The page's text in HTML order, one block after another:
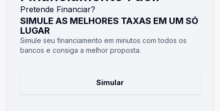
Pretende Financiar?
SIMULE AS MELHORES TAXAS EM UM SÓ
LUGAR
Simule seu financiamento em minutos com todos os
bancos e consiga a melhor proposta.
Simular